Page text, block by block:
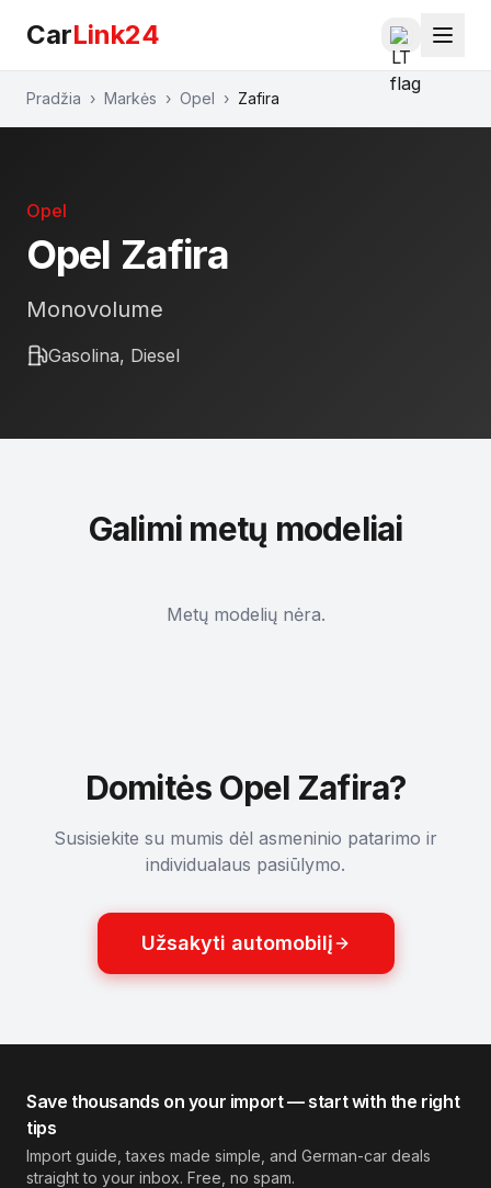
CarLink24
Pradžia › Markės › Opel › Zafira
Opel
Opel Zafira
Monovolume
Gasolina, Diesel
Galimi metų modeliai
Metų modelių nėra.
Domitės Opel Zafira?
Susisiekite su mumis dėl asmeninio patarimo ir
individualaus pasiūlymo.
Užsakyti automobilį
Save thousands on your import — start with the right
tips
Import guide, taxes made simple, and German-car deals
straight to your inbox. Free, no spam.